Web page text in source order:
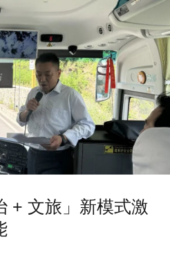
+ 文旅」新模式激